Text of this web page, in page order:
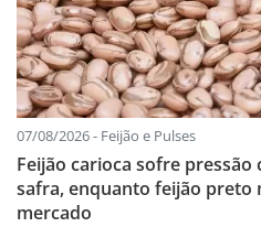
07/08/2026 - Feijão e Pulses
Feijão carioca sofre
safra, enquanto feijão preto
mercado